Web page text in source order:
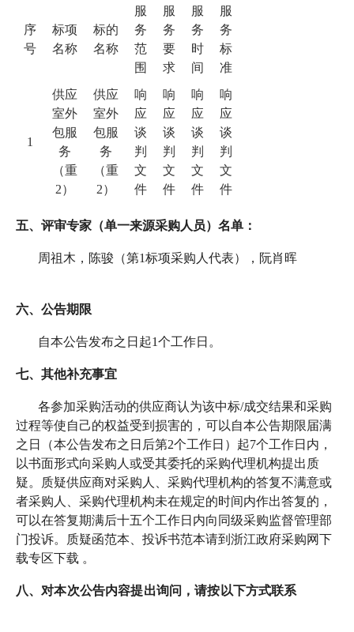
序
号
标项
名称
标的
名称
服
务
范
围
服
务
要
求
服
务
时
间
服
务
标
准
1
供应
室外
包服
务
（重
2）
供应
室外
包服
务
（重
2）
响
应
谈
判
文
件
响
应
谈
判
文
件
响
应
谈
判
文
件
响
应
谈
判
文
件
五、评审专家（单一来源采购人员）名单：
周祖木，陈骏（第1标项采购人代表），阮肖晖
六、公告期限
自本公告发布之日起1个工作日。
七、其他补充事宜
各参加采购活动的供应商认为该中标/成交结果和采购
过程等使自己的权益受到损害的，可以自本公告期限届满
之日（本公告发布之日后第2个工作日）起7个工作日内，
以书面形式向采购人或受其委托的采购代理机构提出质
疑。质疑供应商对采购人、采购代理机构的答复不满意或
者采购人、采购代理机构未在规定的时间内作出答复的，
可以在答复期满后十五个工作日内向同级采购监督管理部
门投诉。质疑函范本、投诉书范本请到浙江政府采购网下
载专区下载 。
八、对本次公告内容提出询问，请按以下方式联系